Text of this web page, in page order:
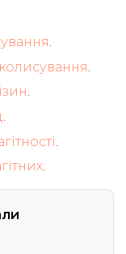
.
.
.
.
.